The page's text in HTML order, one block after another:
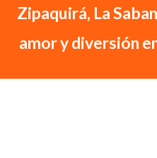
Zipaquirá, La
amor y diversión